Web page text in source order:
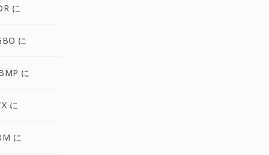
に
に
に
に
に